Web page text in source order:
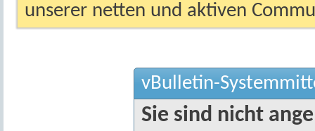
unserer netten und aktiven
vBulletin-
Sie sind nicht